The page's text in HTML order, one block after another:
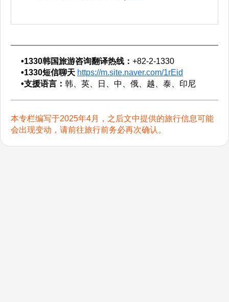
•1330韩国旅游咨询翻译热线： +82-2-1330
•1330短信聊天 https://m.site.naver.com/1rEid
•支援语言： 韩、英、日、中、俄、越、泰、印尼
本专栏编写于2025年4月，之后文中提供的旅行信息可能
会出现变动，请前往旅行前务必再次确认。